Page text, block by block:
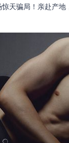
天骗局！亲赴产地